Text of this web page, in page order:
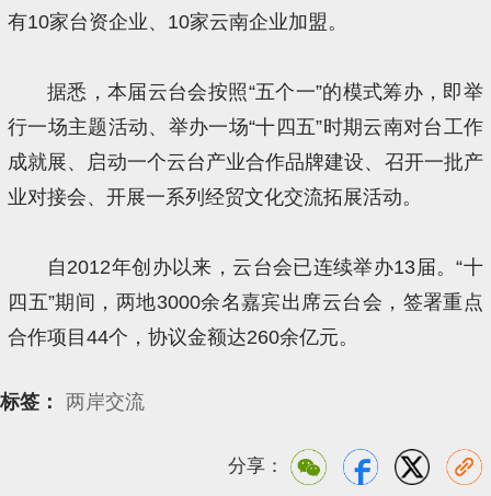
有10家台资企业、10家云南企业加盟。
据悉，本届云台会按照“五个一”的模式筹办，即举
行一场主题活动、举办一场“十四五”时期云南对台工作
成就展、启动一个云台产业合作品牌建设、召开一批产
业对接会、开展一系列经贸文化交流拓展活动。
自2012年创办以来，云台会已连续举办13届。“十
四五”期间，两地3000余名嘉宾出席云台会，签署重点
合作项目44个，协议金额达260余亿元。
标签： 两岸交流
分享：